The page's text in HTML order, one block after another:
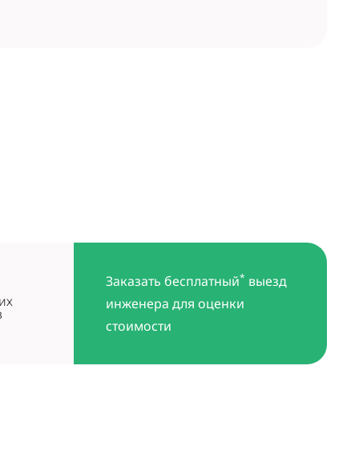
Заказать бесплатный* выезд
инженера для оценки
стоимости